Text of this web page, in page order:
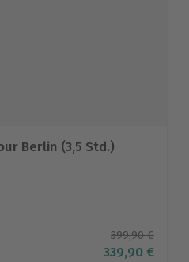
Berlin (3,5 Std.)
399,90 €
Aktueller
339,90 €